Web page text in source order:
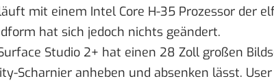
mit einem Intel Core H-35 Prozessor der
hat sich jedoch nichts geändert.
Studio 2+ hat einen 28 Zoll großen
Scharnier anheben und absenken lässt.